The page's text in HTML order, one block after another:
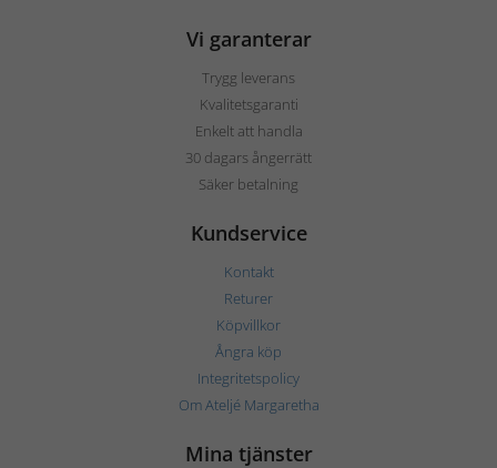
Vi garanterar
Trygg leverans
Kvalitetsgaranti
Enkelt att handla
30 dagars ångerrätt
Säker betalning
Kundservice
Kontakt
Returer
Köpvillkor
Ångra köp
Integritetspolicy
Om Ateljé Margaretha
Mina tjänster